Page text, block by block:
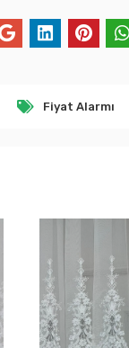
Fiyat Alarmı